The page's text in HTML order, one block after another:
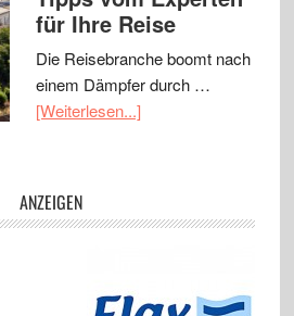
für Ihre Reise
Die Reisebranche boomt nach
einem Dämpfer durch …
[Weiterlesen...]
ANZEIGEN